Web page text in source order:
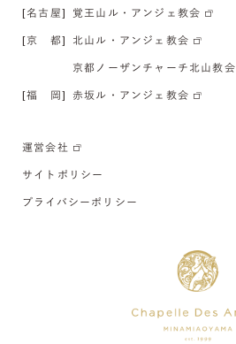
[名古屋] 覚王山ル・アンジェ教会
[京 都] 北山ル・アンジェ教会
京都ノーザンチャーチ北山教会
[福 岡] 赤坂ル・アンジェ教会
運営会社
サイトポリシー
プライバシーポリシー